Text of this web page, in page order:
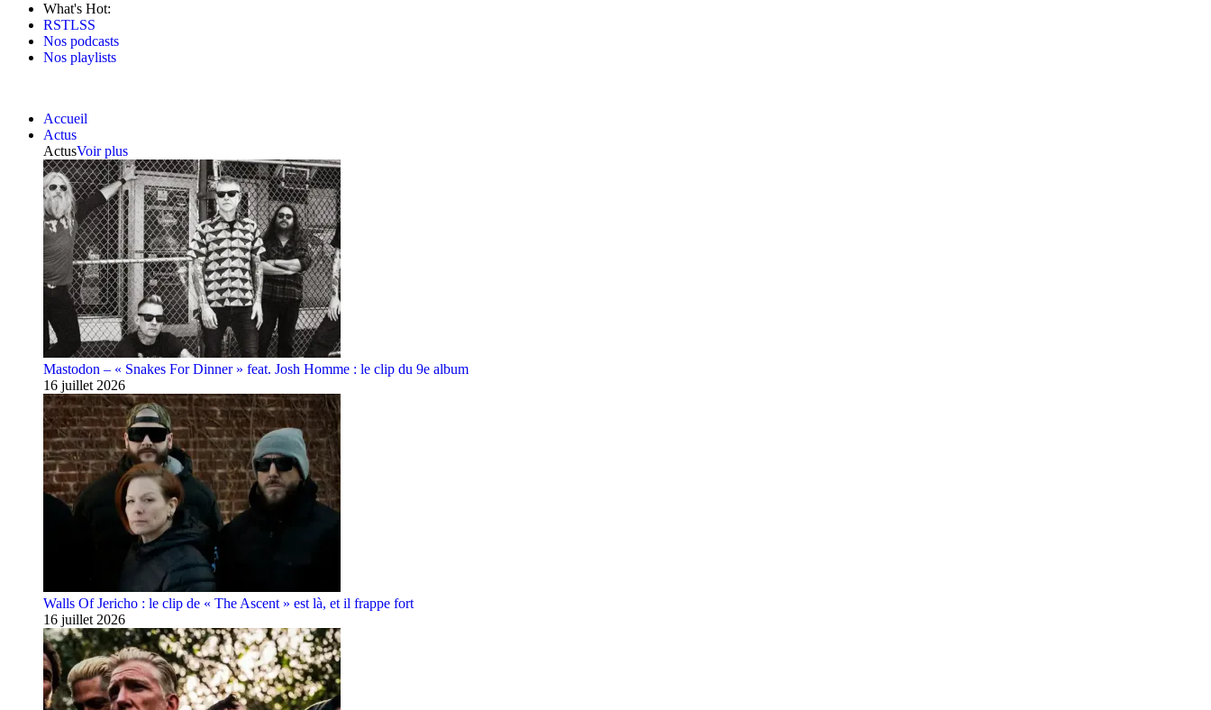
What's Hot:
RSTLSS
Nos podcasts
Nos playlists
Accueil
Actus
ActusVoir plus
Mastodon – « Snakes For Dinner » feat. Josh Homme : le clip du 9e album
16 juillet 2026
Walls Of Jericho : le clip de « The Ascent » est là, et il frappe fort
16 juillet 2026